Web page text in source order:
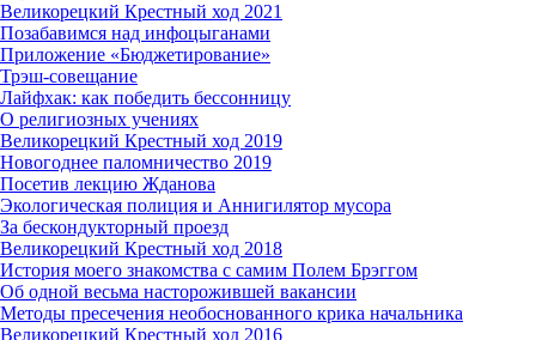
Великорецкий Крестный ход 2021
Позабавимся над инфоцыганами
Приложение «Бюджетирование»
Трэш-совещание
Лайфхак: как победить бессонницу
О религиозных учениях
Великорецкий Крестный ход 2019
Новогоднее паломничество 2019
Посетив лекцию Жданова
Экологическая полиция и Аннигилятор мусора
За бескондукторный проезд
Великорецкий Крестный ход 2018
История моего знакомства с самим Полем Брэггом
Об одной весьма насторожившей вакансии
Методы пресечения необоснованного крика начальника
Великорецкий Крестный ход 2016